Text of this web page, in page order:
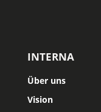
INTERNA
Über uns
Vision